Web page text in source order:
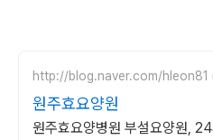
http://blog.naver.com/hleon81
원주효요양원
원주효요양병원 부설요양원,